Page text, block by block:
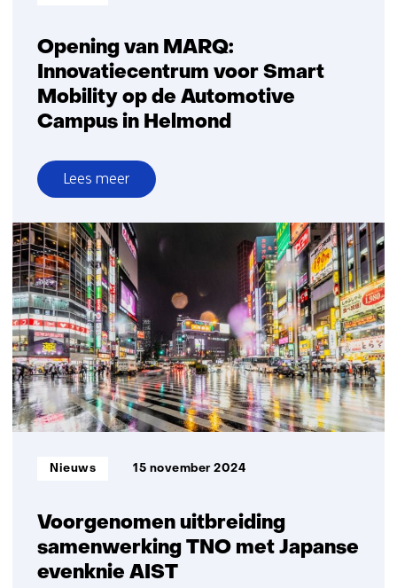
Opening van MARQ:
Innovatiecentrum voor Smart
Mobility op de Automotive
Campus in Helmond
Lees meer
over
Opening
van
MARQ:
Innovatiecentrum
voor
Smart
Mobility
op
de
Automotive
Campus
Helmond
Voorgenomen uitbreiding
samenwerking TNO met Japanse
evenknie AIST
Informatietype:
Nieuws 15 november 2024